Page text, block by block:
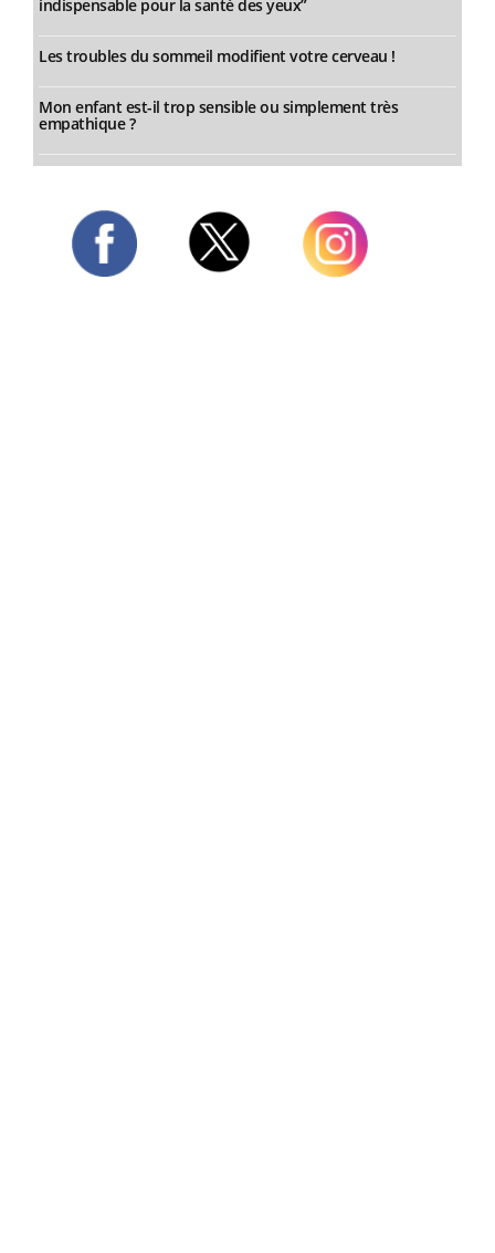
indispensable pour la santé des yeux”
Les troubles du sommeil modifient votre cerveau !
Mon enfant est-il trop sensible ou simplement très
empathique ?